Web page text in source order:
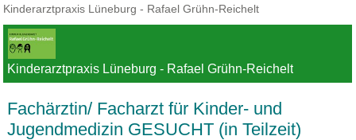
Kinderarztpraxis Lüneburg - Rafael Grühn-Reichelt
Kinderarztpraxis Lüneburg - Rafael Grühn-Reichelt
Fachärztin/ Facharzt für Kinder- und
Jugendmedizin GESUCHT (in Teilzeit)